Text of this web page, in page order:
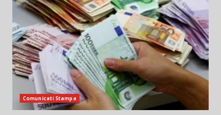
Comunicati Stampa